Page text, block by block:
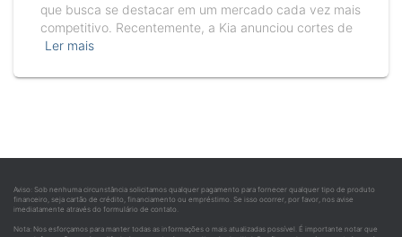
que busca se destacar em um mercado cada vez mais
competitivo. Recentemente, a Kia anunciou cortes de
Ler mais
Aviso: Sob nenhuma circunstância solicitamos qualquer pagamento para fornecer qualquer tipo de produto
financeiro, seja cartão de crédito, financiamento ou empréstimo. Se isso ocorrer, por favor, nos avise
imediatamente através do formulário de contato.
Nota: Nos esforçamos para manter todas as informações o mais atualizadas possível. É importante notar que